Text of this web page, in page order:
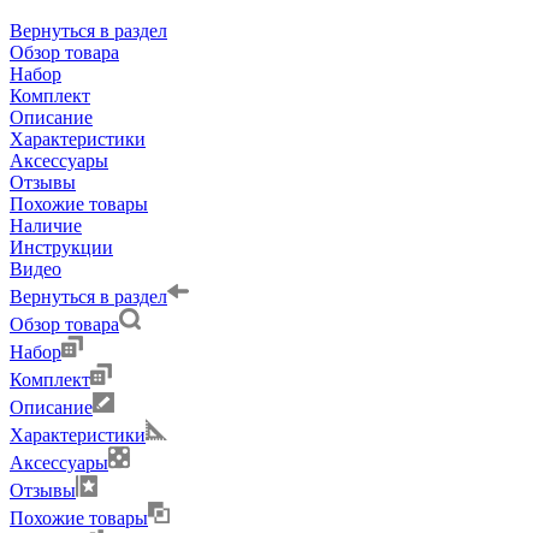
Вернуться в раздел
Обзор товара
Набор
Комплект
Описание
Характеристики
Аксессуары
Отзывы
Похожие товары
Наличие
Инструкции
Видео
Вернуться в раздел
Обзор товара
Набор
Комплект
Описание
Характеристики
Аксессуары
Отзывы
Похожие товары